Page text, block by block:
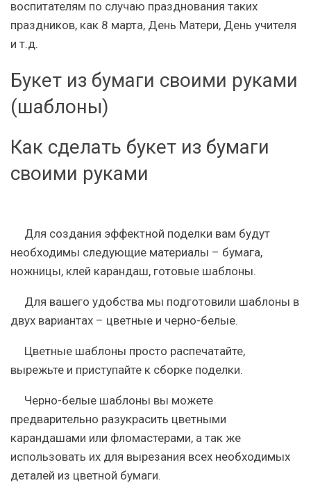
воспитателям по случаю празднования таких
праздников, как 8 марта, День Матери, День учителя
и т.д.
Букет из бумаги своими руками
(шаблоны)
Как сделать букет из бумаги
своими руками
Для создания эффектной поделки вам будут
необходимы следующие материалы – бумага,
ножницы, клей карандаш, готовые шаблоны.
Для вашего удобства мы подготовили шаблоны в
двух вариантах – цветные и черно-белые.
Цветные шаблоны просто распечатайте,
вырежьте и приступайте к сборке поделки.
Черно-белые шаблоны вы можете
предварительно разукрасить цветными
карандашами или фломастерами, а так же
использовать их для вырезания всех необходимых
деталей из цветной бумаги.